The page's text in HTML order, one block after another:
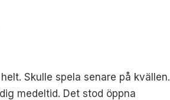
helt.Skulle spela senare på kvällen.
medeltid. Det stod öppna